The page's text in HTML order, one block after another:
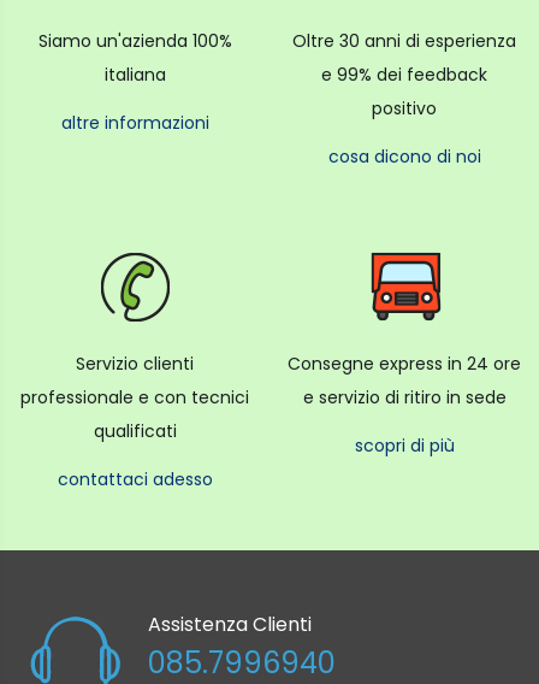
Siamo un'azienda 100%
italiana
altre informazioni
Oltre 30 anni di esperienza
e 99% dei feedback
positivo
cosa dicono di noi
Servizio clienti
professionale e con tecnici
qualificati
contattaci adesso
Consegne express in 24 ore
e servizio di ritiro in sede
scopri di più
Assistenza Clienti
085.7996940